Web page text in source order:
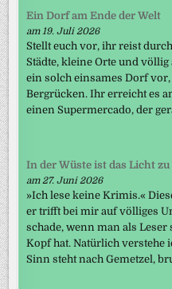
Ein Dorf am Ende der Welt
am 19. Juli 2026
Stellt euch vor, ihr reist
Städte, kleine Orte und
ein solch einsames Dorf
Bergrücken. Ihr erreicht es
einen Supermercado, der
In der Wüste ist das Licht zu
am 27. Juni 2026
»Ich lese keine Krimis.«
er trifft bei mir auf völliges
schade, wenn man als
Kopf hat. Natürlich verstehe
Sinn steht nach Gemetzel,